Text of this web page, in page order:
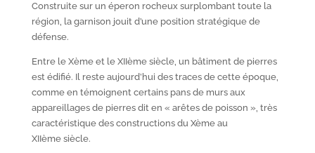
Construite sur un éperon rocheux surplombant toute la
région, la garnison jouit d’une position stratégique de
défense.
Entre le Xèmeet le XIIèmesiècle, un bâtiment de pierres
est édifié. Il reste aujourd’hui des traces de cette époque,
comme en témoignent certains pans de murs aux
appareillages de pierres dit en « arêtes de poisson », très
caractéristique des constructions du Xèmeau
XIIèmesiècle.